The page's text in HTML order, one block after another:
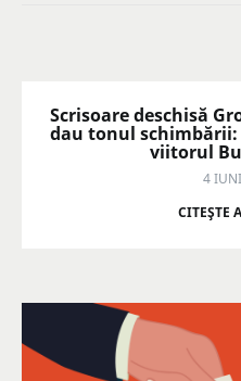
Scrisoare deschisă
dau tonul
viitorul
4
CITEŞTE